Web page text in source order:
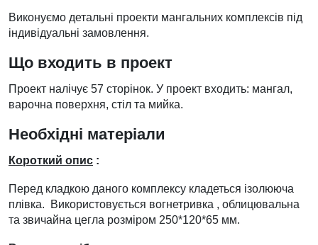
Виконуємо детальні проекти мангальних комплексів під
індивідуальні замовлення.
Що входить в проект
Проект налічує 57 сторінок. У проект входить: мангал,
варочна поверхня, стіл та мийка.
Необхідні матеріали
Короткий опис :
Перед кладкою даного комплексу кладеться ізолююча
плівка. Використовується вогнетривка , облицювальна
та звичайна цегла розміром 250*120*65 мм.